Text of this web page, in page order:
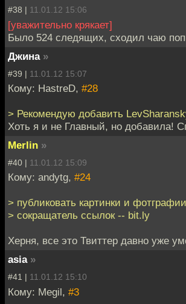
#38 | 11.01.12 15:06
[уважительно крякает]
Было 524 следящих, сходил чаю
Джина »
#39 | 11.01.12 15:07
Кому: HastreD, #28
> Рекомендую добавить
Хоть я и не Главный, но добавила!
Merlin »
#40 | 11.01.12 15:09
Кому: andytg, #24
> публиковать картинки и
> сокращатель ссылок -- bit.ly
Херня, все это Твиттер давно уже
asia »
#41 | 11.01.12 15:10
Кому: Megil, #3